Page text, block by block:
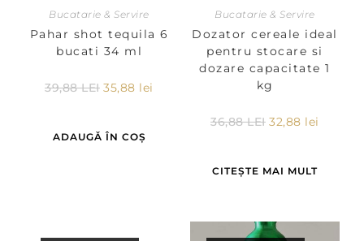
Bucatarie & Servire
Pahar shot tequila 6
bucati 34 ml
39,88LEI 35,88 lei
ADAUGĂ ÎN COȘ
Bucatarie & Servire
Dozator cereale ideal
pentru stocare si
dozare capacitate 1
kg
36,88LEI 32,88 lei
CITEȘTE MAI MULT